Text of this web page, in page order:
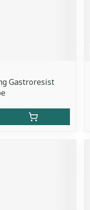
Gastroresist